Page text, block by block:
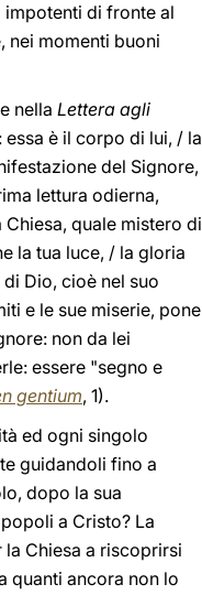
impotenti di fronte al
nei momenti buoni
nella Lettera agli
è il corpo di lui, / la
del Signore,
lettura odierna,
quale mistero di
la tua luce, / la gloria
Dio, cioè nel suo
e le sue miserie, pone
non da lei
essere "segno e
gentium, 1).
ed ogni singolo
guidandoli fino a
dopo la sua
a Cristo? La
Chiesa a riscoprirsi
quanti ancora non lo